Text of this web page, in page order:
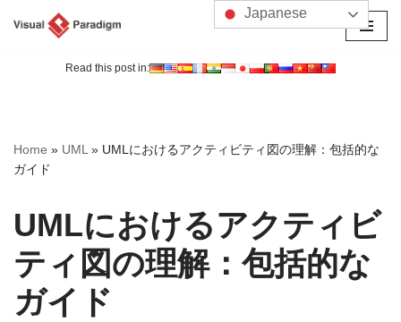
へ
ス
プ
Read this post in:
Home » UML» UMLにおけるアクティビティ図の理解：包括的な
ガイド
UMLにおけるアクティビ
ティ図の理解：包括的な
ガイド
Japanese